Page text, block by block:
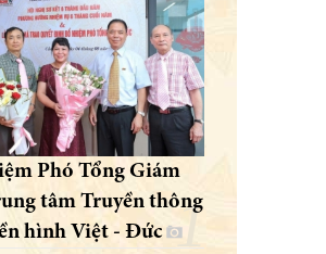
Phó Tổng Giám
tâm Truyền thông
hình Việt - Đức